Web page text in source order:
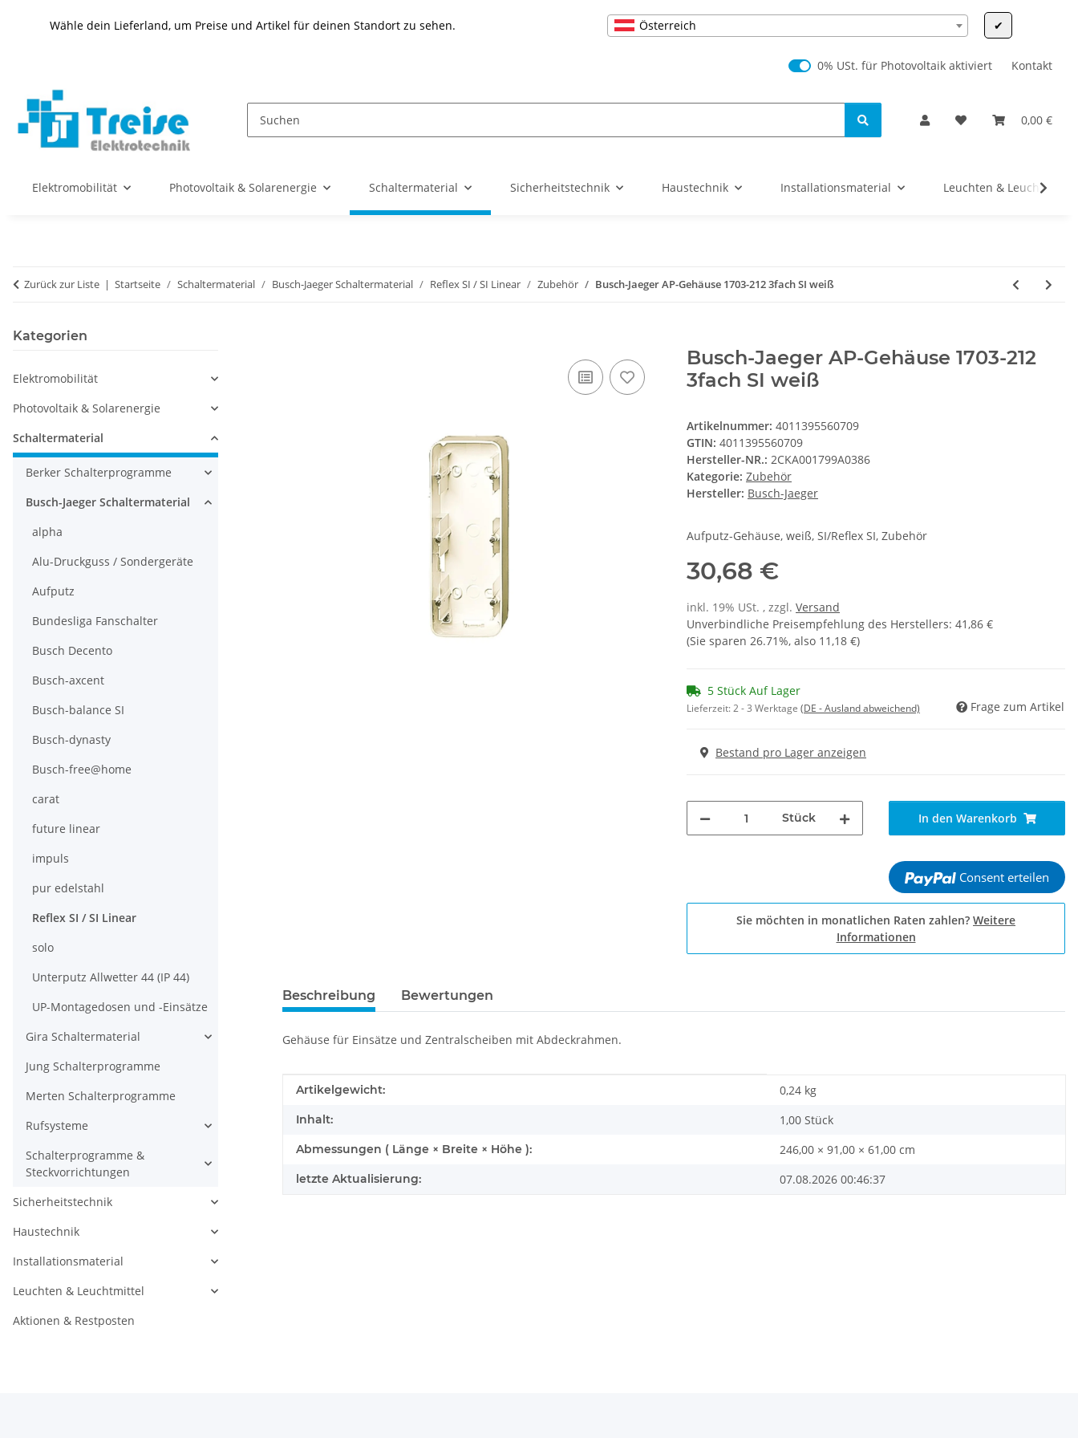
Wähle dein Lieferland, um Preise und Artikel für deinen Standort zu sehen. Österreich ✔
0% USt. für Photovoltaik (§ 12 Abs. 3 UStG)
0% USt. für Photovoltaik aktiviert Kontakt
0,00 €
Elektromobilität Photovoltaik & Solarenergie Schaltermaterial Sicherheitstechnik Haustechnik Installationsmaterial Leuchten & Leuchtmittel
Zurück zur Liste Startseite Schaltermaterial Busch-Jaeger Schaltermaterial Reflex SI / SI Linear Zubehör Busch-Jaeger AP-Gehäuse 1703-212 3fach SI weiß
Busch-Jaeger AP-Gehäuse 1703-212
3fach SI weiß
Artikelnummer: 4011395560709
GTIN: 4011395560709
Hersteller-NR.: 2CKA001799A0386
Kategorie: Zubehör
Hersteller: Busch-Jaeger
Aufputz-Gehäuse, weiß, SI/Reflex SI, Zubehör
30,68 €
inkl. 19% USt. , zzgl. Versand
Unverbindliche Preisempfehlung des Herstellers: 41,86 €
(Sie sparen 26.71%, also 11,18 €)
5 Stück Auf Lager
Lieferzeit:2 - 3 Werktage (DE - Ausland abweichend) Frage zum Artikel
Bestand pro Lager anzeigen
Stück In den Warenkorb
Consent erteilen
Sie möchten in monatlichen Raten zahlen? Weitere
Informationen
Beschreibung Bewertungen
Gehäuse für Einsätze und Zentralscheiben mit Abdeckrahmen.
Produkteigenschaft
Wert
Artikelgewicht: 0,24 kg
Inhalt: 1,00 Stück
Abmessungen ( Länge × Breite × Höhe ): 246,00 × 91,00 × 61,00 cm
letzte Aktualisierung: 07.08.2026 00:46:37
Kategorien
Elektromobilität
Photovoltaik & Solarenergie
Schaltermaterial
Berker Schalterprogramme
Busch-Jaeger Schaltermaterial
alpha
Alu-Druckguss / Sondergeräte
Aufputz
Bundesliga Fanschalter
Busch Decento
Busch-axcent
Busch-balance SI
Busch-dynasty
Busch-free@home
carat
future linear
impuls
pur edelstahl
Reflex SI / SI Linear
solo
Unterputz Allwetter 44 (IP 44)
UP-Montagedosen und -Einsätze
Gira Schaltermaterial
Jung Schalterprogramme
Merten Schalterprogramme
Rufsysteme
Schalterprogramme &
Steckvorrichtungen
Sicherheitstechnik
Haustechnik
Installationsmaterial
Leuchten & Leuchtmittel
Aktionen & Restposten